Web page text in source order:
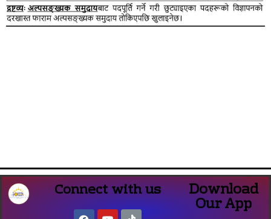
Connect with us Download
Our App